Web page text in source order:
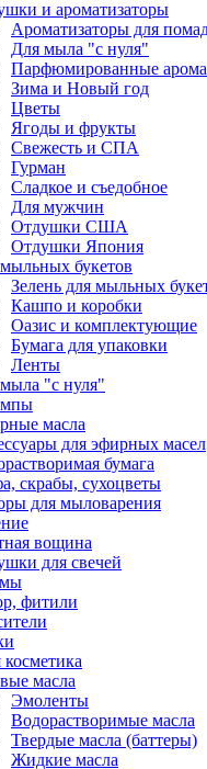
и ароматизаторы
Ароматизаторы для
Для мыла "с нуля"
Парфюмированные
Зима и Новый год
Цветы
Ягоды и фрукты
Свежесть и СПА
Гурман
Сладкое и съедобное
Для мужчин
Отдушки США
Отдушки Япония
букетов
Зелень для мыльных
Кашпо и коробки
Оазис и комплектующие
Бумага для упаковки
Ленты
"с нуля"
масла
для эфирных масел
бумага
скрабы, сухоцветы
для мыловарения
вощина
для свечей
фитили
масла
Эмоленты
Водорастворимые масла
Твердые масла (баттеры)
Жидкие масла